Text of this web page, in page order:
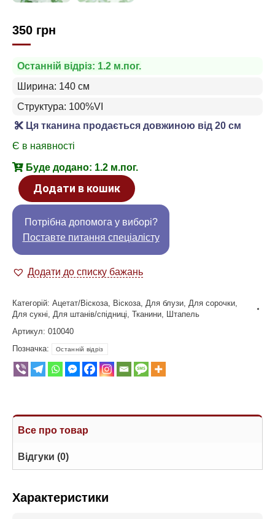
350 грн
Останній відріз: 1.2 м.пог.
Ширина: 140 см
Структура: 100%VI
Ця тканина продається довжиною від 20 см
Є в наявності
Буде додано: 1.2 м.пог.
Додати в кошик
Потрібна допомога у виборі?
Поставте питання спеціалісту
Додати до списку бажань
Категорій: Ацетат/Віскоза Віскоза Для блузи Для сорочки
Для сукні
Для штанів/спідниці Тканини Штапель
Артикул: 010040
Позначка:
Останній відріз
Все про товар
Відгуки (0)
Характеристики